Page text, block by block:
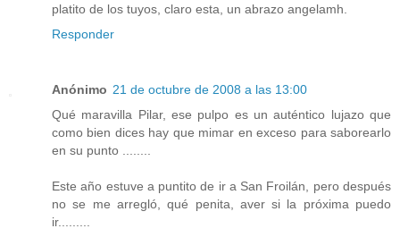
platito de los tuyos, claro esta, un abrazo angelamh.
Responder
Anónimo 21 de octubre de 2008 a las 13:00
Qué maravilla Pilar, ese pulpo es un auténtico lujazo que
como bien dices hay que mimar en exceso para saborearlo
en su punto ........
Este año estuve a puntito de ir a San Froilán, pero después
no se me arregló, qué penita, aver si la próxima puedo
ir.........